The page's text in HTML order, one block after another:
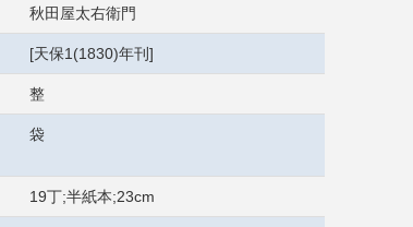
秋田屋太右衛門
[天保1(1830)年刊]
整
袋
19丁;半紙本;23cm